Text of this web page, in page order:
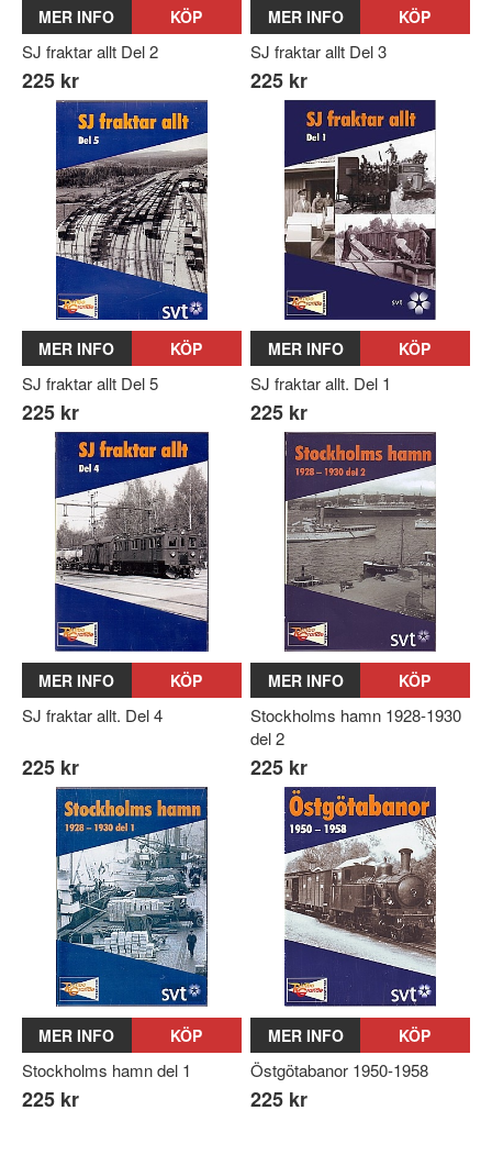
MER INFO KÖP
SJ fraktar allt Del 2
225 kr
MER INFO KÖP
SJ fraktar allt Del 3
225 kr
MER INFO KÖP
SJ fraktar allt Del 5
225 kr
MER INFO KÖP
SJ fraktar allt. Del 1
225 kr
MER INFO KÖP
SJ fraktar allt. Del 4
225 kr
MER INFO KÖP
Stockholms hamn 1928-1930
del 2
225 kr
MER INFO KÖP
Stockholms hamn del 1
225 kr
MER INFO KÖP
Östgötabanor 1950-1958
225 kr